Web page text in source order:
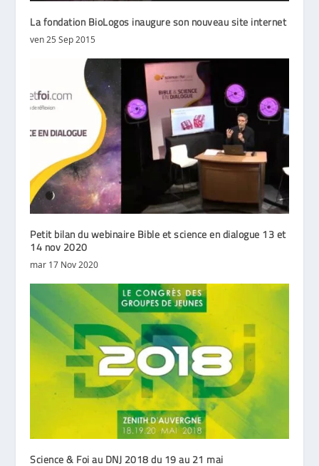
La fondation BioLogos inaugure son nouveau site internet
ven 25 Sep 2015
Petit bilan du webinaire Bible et science en dialogue 13 et
14 nov 2020
mar 17 Nov 2020
Science & Foi au DNJ 2018 du 19 au 21 mai